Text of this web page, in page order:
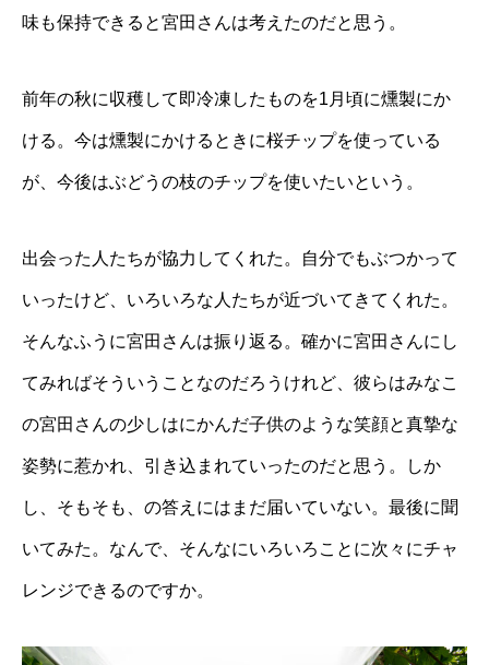
味も保持できると宮田さんは考えたのだと思う。
前年の秋に収穫して即冷凍したものを1月頃に燻製にか
ける。今は燻製にかけるときに桜チップを使っている
が、今後はぶどうの枝のチップを使いたいという。
出会った人たちが協力してくれた。自分でもぶつかって
いったけど、いろいろな人たちが近づいてきてくれた。
そんなふうに宮田さんは振り返る。確かに宮田さんにし
てみればそういうことなのだろうけれど、彼らはみなこ
の宮田さんの少しはにかんだ子供のような笑顔と真摯な
姿勢に惹かれ、引き込まれていったのだと思う。しか
し、そもそも、の答えにはまだ届いていない。最後に聞
いてみた。なんで、そんなにいろいろことに次々にチャ
レンジできるのですか。